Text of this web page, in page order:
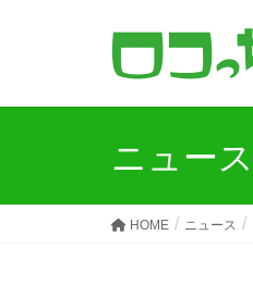
ニュース
HOME ニュース